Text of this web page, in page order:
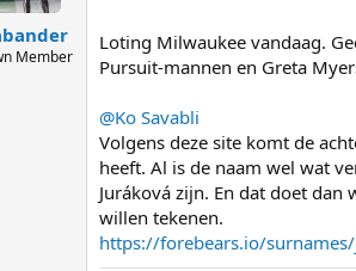
Member
Loting Milwaukee vandaag.
Pursuit-mannen en Greta
@Ko Savabli
Volgens deze site komt de
heeft. Al is de naam wel wat
Juráková zijn. En dat doet dan
willen tekenen.
https://forebears.io/